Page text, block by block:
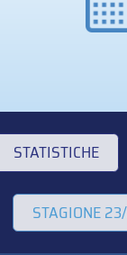
STATISTICHE